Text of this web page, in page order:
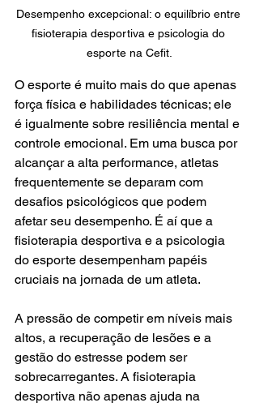
Desempenho excepcional: o equilíbrio entre
fisioterapia desportiva e psicologia do
esporte na Cefit.
O esporte é muito mais do que apenas
força física e habilidades técnicas; ele
é igualmente sobre resiliência mental e
controle emocional. Em uma busca por
alcançar a alta performance, atletas
frequentemente se deparam com
desafios psicológicos que podem
afetar seu desempenho. É aí que a
fisioterapia desportiva e a psicologia
do esporte desempenham papéis
cruciais na jornada de um atleta.
A pressão de competir em níveis mais
altos, a recuperação de lesões e a
gestão do estresse podem ser
sobrecarregantes. A fisioterapia
desportiva não apenas ajuda na